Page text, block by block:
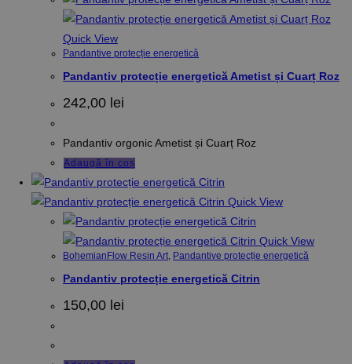
Quick View
Pandantive protecție energetică
Pandantiv protecție energetică Ametist și Cuarț Roz
242,00 lei
Pandantiv orgonic Ametist și Cuarț Roz
Adaugă în coș
Quick View
Quick View
BohemianFlow Resin Art, Pandantive protecție energetică
Pandantiv protecție energetică Citrin
150,00 lei